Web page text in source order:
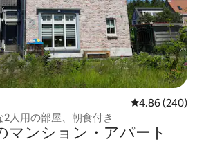
レビュー240
4.86 (240)
人用の部屋、朝食付き
マンション・アパート